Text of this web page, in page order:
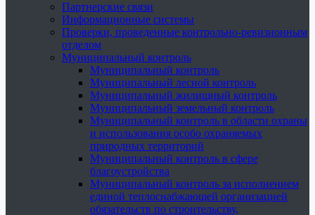
Партнерские связи
Информационные системы
Проверки, проведенные контрольно-ревизионным
отделом
Муниципальный контроль
Муниципальный контроль
Муниципальный лесной контроль
Муниципальный жилищный контроль
Муниципальный земельный контроль
Муниципальный контроль в области охраны
и использования особо охраняемых
природных территорий
Муниципальный контроль в сфере
благоустройства
Муниципальный контроль за исполнением
единой теплоснабжающей организацией
обязательств по строительству,